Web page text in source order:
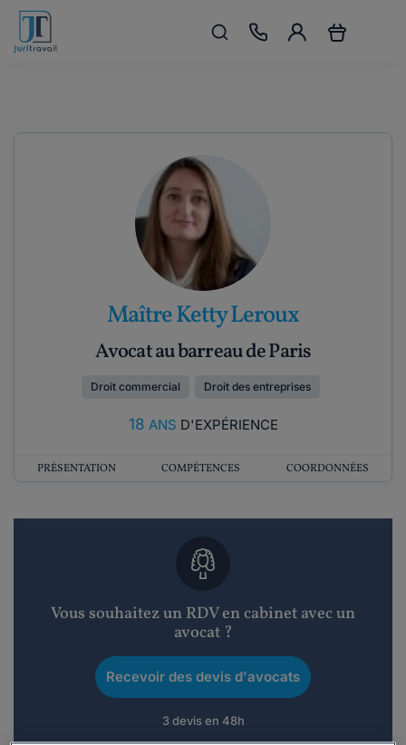
Maître Ketty Leroux
Avocat au barreau de Paris
Droit commercial Droit des entreprises
18 ANS D'EXPÉRIENCE
PRÉSENTATION COMPÉTENCES COORDONNÉES
Vous souhaitez un RDV en cabinet avec un
avocat ?
Recevoir des devis d'avocats
3 devis en 48h